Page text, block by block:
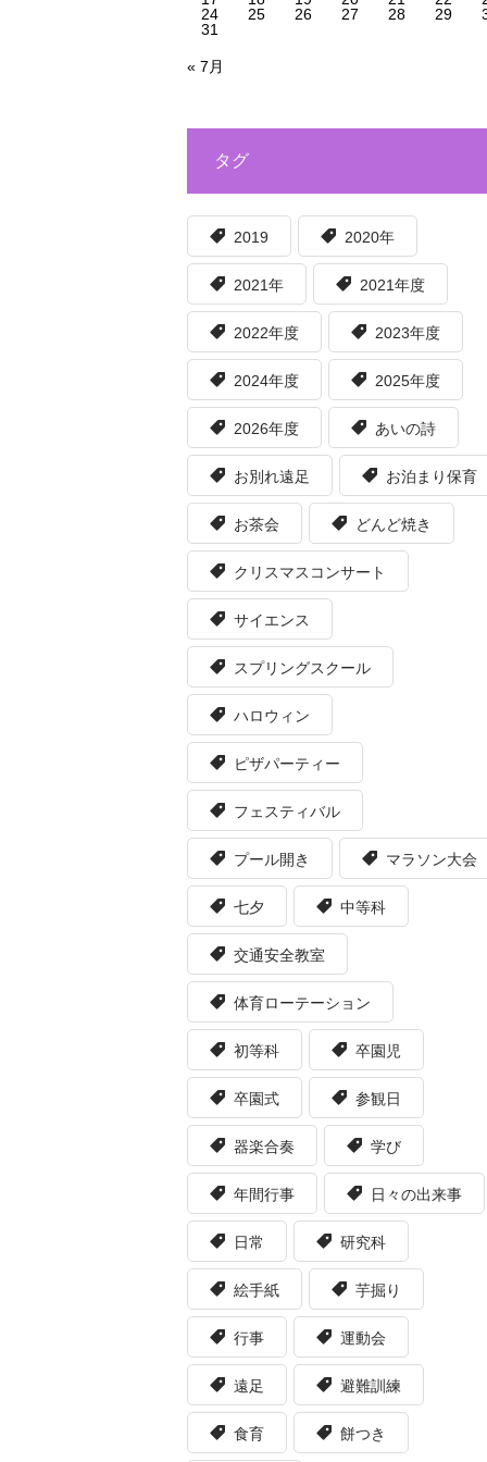
24
25 26 27 28 29
31
« 7月
タグ
2019 2020年
2021年 2021年度
2022年度 2023年度
2024年度 2025年度
2026年度 あいの詩
お別れ遠足 お泊まり保育
お茶会 どんど焼き
クリスマスコンサート
サイエンス
スプリングスクール
ハロウィン
ピザパーティー
フェスティバル
プール開き マラソン大会
七夕 中等科
交通安全教室
体育ローテーション
初等科 卒園児
卒園式 参観日
器楽合奏 学び
年間行事 日々の出来事
日常 研究科
絵手紙 芋掘り
行事 運動会
遠足 避難訓練
食育 餅つき